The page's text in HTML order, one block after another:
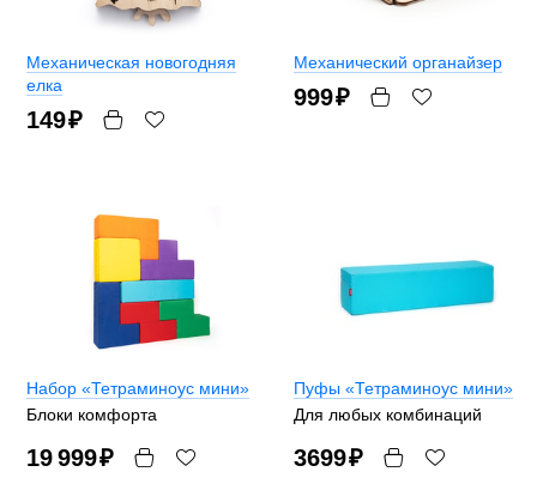
Механическая новогодняя
елка
149₽
Механический органайзер
999₽
Набор «Тетраминоус мини»
Блоки комфорта
19 999₽
Пуфы «Тетраминоус мини»
Для любых комбинаций
3699₽